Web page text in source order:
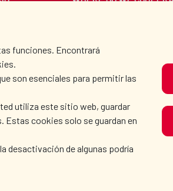
funciones. Encontrará
son esenciales para permitir las
utiliza este sitio web, guardar
Estas cookies solo se guardan en
desactivación de algunas podría
CULTURE AND